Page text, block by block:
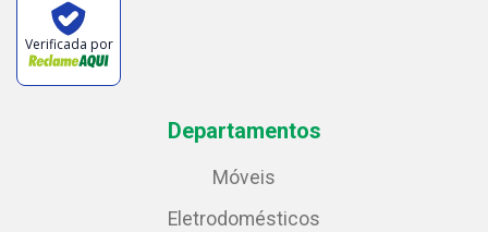
Verificada por
Departamentos
Móveis
Eletrodomésticos